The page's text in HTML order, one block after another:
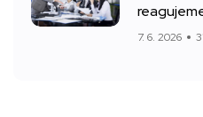
7. 6. 2026